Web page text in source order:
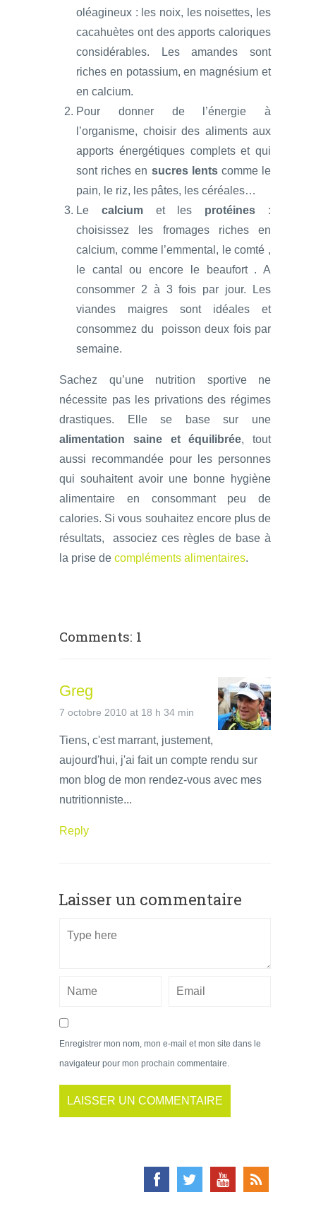
oléagineux : les noix, les noisettes, les
cacahuètes ont des apports caloriques
considérables. Les amandes sont
riches en potassium, en magnésium et
en calcium.
Pour donner de l’énergie à
l’organisme, choisir des aliments aux
apports énergétiques complets et qui
sont riches en sucres lentscomme le
pain, le riz, les pâtes, les céréales…
Le calciumet les protéines :
choisissez les fromages riches en
calcium, comme l’emmental, le comté ,
le cantal ou encore le beaufort . A
consommer 2 à 3 fois par jour. Les
viandes maigres sont idéales et
consommez du poisson deux fois par
semaine.
Sachez qu’une nutrition sportive ne
nécessite pas les privations des régimes
drastiques. Elle se base sur une
alimentation saine et équilibrée, tout
aussi recommandée pour les personnes
qui souhaitent avoir une bonne hygiène
alimentaire en consommant peu de
calories. Si vous souhaitez encore plus de
résultats, associez ces règles de base à
la prise de compléments alimentaires.
Comments: 1
Greg
7 octobre 2010 at 18 h 34 min
Tiens, c'est marrant, justement,
aujourd'hui, j'ai fait un compte rendu sur
mon blog de mon rendez-vous avec mes
nutritionniste...
Reply
Laisser un commentaire
Enregistrer mon nom, mon e-mail et mon site dans le
navigateur pour mon prochain commentaire.